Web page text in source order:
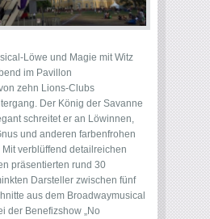
Löwe und Magie mit Witz
im Pavillon
zehn Lions-Clubs
Der König der Savanne
schreitet er an Löwinnen,
und anderen farbenfrohen
verblüffend detailreichen
präsentierten rund 30
Darsteller zwischen fünf
aus dem Broadwaymusical
der Benefizshow „No